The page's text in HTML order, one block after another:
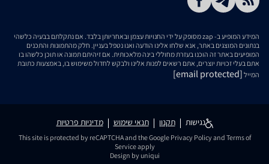
המידע המופיע ב- zap מסופק על ידי החנויות עצמן ובאחריותן בלבד. אם נתקלתם בבעיה כלשהי
בנתונים המוצגים באתר, אנא שלחו אלינו הודעה ואנו נטפל בעניין. חלק מהתמונות והתכנים
המופיעים באתר זה הוכנו בעזרת מחוללי בינה מלאכותית. אם זיהיתם תמונה או תוכן כלשהו בו
אתם בעלי זכויות יוצרים, אתם רשאים לפנות אלינו ולבקש לחדול משימוש בו, באמצעות כתובת
המייל [email protected]
נגישות תקנון תנאי שימוש מדיניות פרטיות
This site is protected by reCAPTCHA and the Google Privacy Policyand Terms of
Serviceapply
Design by uniqui